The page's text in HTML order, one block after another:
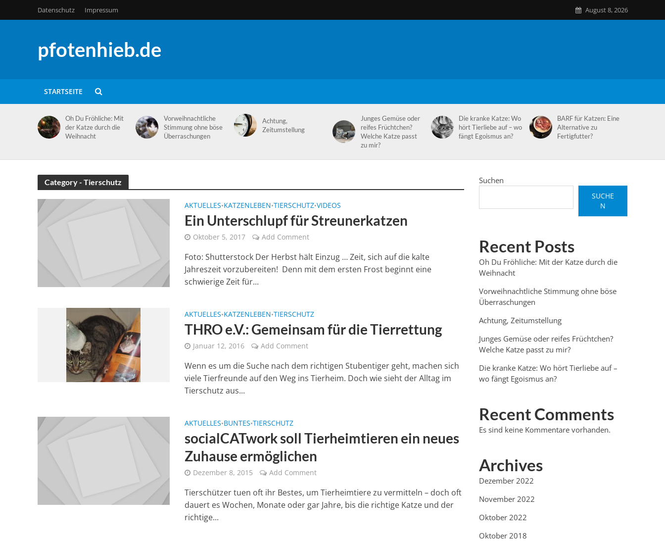
Datenschutz Impressum August 8, 2026
pfotenhieb.de
STARTSEITE
Oh Du Fröhliche: Mit
der Katze durch die
Weihnacht
Vorweihnachtliche
Stimmung ohne böse
Überraschungen
Achtung,
Zeitumstellung
Junges Gemüse oder
reifes Früchtchen?
Welche Katze passt
zu mir?
Die kranke Katze: Wo
hört Tierliebe auf – wo
fängt Egoismus an?
BARF für Katzen: Eine
Alternative zu
Fertigfutter?
Category - Tierschutz
AKTUELLES•KATZENLEBEN•TIERSCHUTZ•VIDEOS
Ein Unterschlupf für Streunerkatzen
Oktober 5, 2017 Add Comment
Foto: Shutterstock Der Herbst hält Einzug … Zeit, sich auf die kalte
Jahreszeit vorzubereiten! Denn mit dem ersten Frost beginnt eine
schwierige Zeit für...
AKTUELLES•KATZENLEBEN•TIERSCHUTZ
THRO e.V.: Gemeinsam für die Tierrettung
Januar 12, 2016 Add Comment
Wenn es um die Suche nach dem richtigen Stubentiger geht, machen sich
viele Tierfreunde auf den Weg ins Tierheim. Doch wie sieht der Alltag im
Tierschutz aus...
AKTUELLES•BUNTES•TIERSCHUTZ
socialCATwork soll Tierheimtieren ein neues
Zuhause ermöglichen
Dezember 8, 2015 Add Comment
Tierschützer tuen oft ihr Bestes, um Tierheimtiere zu vermitteln – doch oft
dauert es Wochen, Monate oder gar Jahre, bis die richtige Katze und der
richtige...
Suchen
SUCHE
N
Recent Posts
Oh Du Fröhliche: Mit der Katze durch die
Weihnacht
Vorweihnachtliche Stimmung ohne böse
Überraschungen
Achtung, Zeitumstellung
Junges Gemüse oder reifes Früchtchen?
Welche Katze passt zu mir?
Die kranke Katze: Wo hört Tierliebe auf –
wo fängt Egoismus an?
Recent Comments
Es sind keine Kommentare vorhanden.
Archives
Dezember 2022
November 2022
Oktober 2022
Oktober 2018